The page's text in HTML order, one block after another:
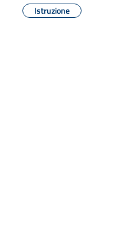
Istruzione